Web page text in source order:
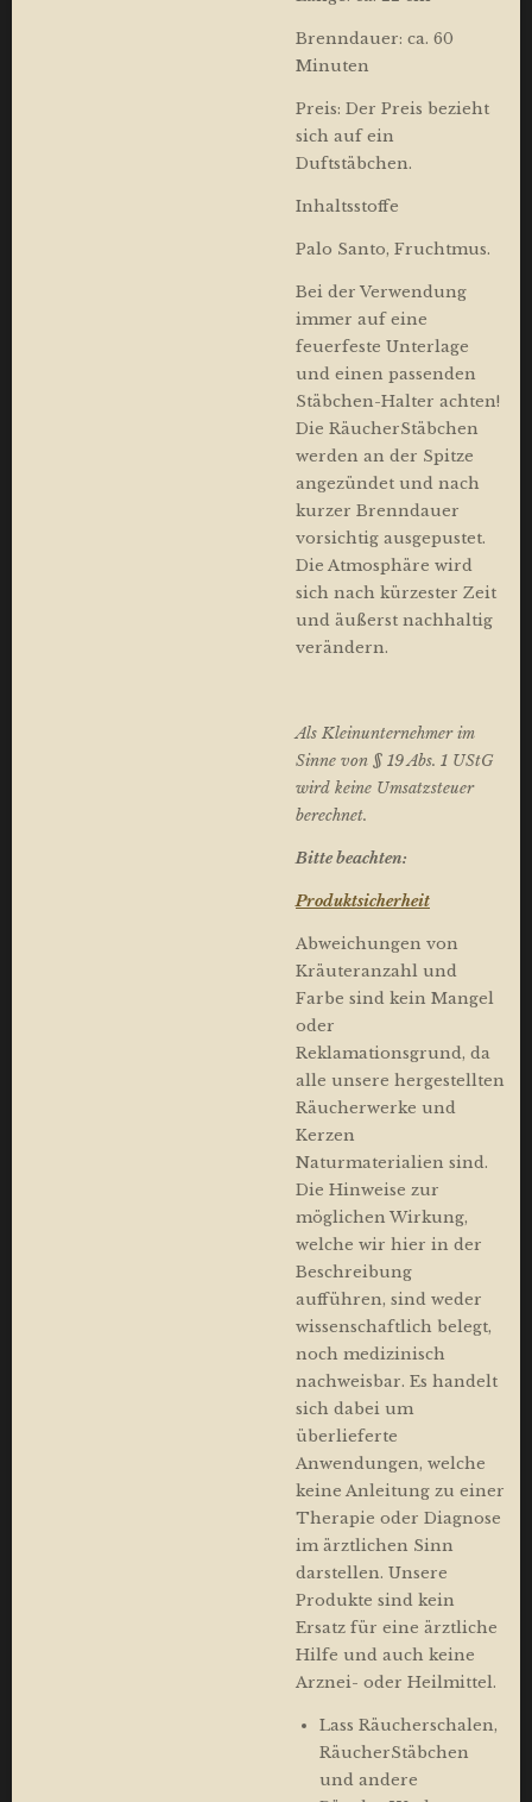
Brenndauer: ca. 60
Minuten
Preis: Der Preis bezieht
sich auf ein
Duftstäbchen.
Inhaltsstoffe
Palo Santo, Fruchtmus.
Bei der Verwendung
immer auf eine
feuerfeste Unterlage
und einen passenden
Stäbchen-Halter achten!
Die RäucherStäbchen
werden an der Spitze
angezündet und nach
kurzer Brenndauer
vorsichtig ausgepustet.
Die Atmosphäre wird
sich nach kürzester Zeit
und äußerst nachhaltig
verändern.
Als Kleinunternehmer im
Sinne von § 19 Abs. 1 UStG
wird keine Umsatzsteuer
berechnet.
Bitte beachten:
Produktsicherheit
Abweichungen von
Kräuteranzahl und
Farbe sind kein Mangel
oder
Reklamationsgrund, da
alle unsere hergestellten
Räucherwerke und
Kerzen
Naturmaterialien sind.
Die Hinweise zur
möglichen Wirkung,
welche wir hier in der
Beschreibung
aufführen, sind weder
wissenschaftlich belegt,
noch medizinisch
nachweisbar. Es handelt
sich dabei um
überlieferte
Anwendungen, welche
keine Anleitung zu einer
Therapie oder Diagnose
im ärztlichen Sinn
darstellen. Unsere
Produkte sind kein
Ersatz für eine ärztliche
Hilfe und auch keine
Arznei- oder Heilmittel.
Lass Räucherschalen,
RäucherStäbchen
und andere